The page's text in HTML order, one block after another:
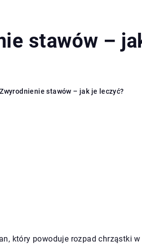
stawów –
Zwyrodnienie stawów – jak je leczyć?
który powoduje rozpad chrząstki